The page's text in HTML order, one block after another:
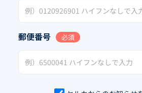
郵便番号 必須